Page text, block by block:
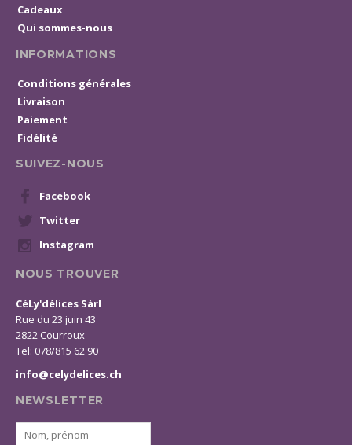
Cadeaux
Qui sommes-nous
INFORMATIONS
Conditions générales
Livraison
Paiement
Fidélité
SUIVEZ-NOUS
Facebook
Twitter
Instagram
NOUS TROUVER
CéLy'délices Sàrl
Rue du 23 juin 43
2822 Courroux
Tel: 078/815 62 90
info@celydelices.ch
NEWSLETTER